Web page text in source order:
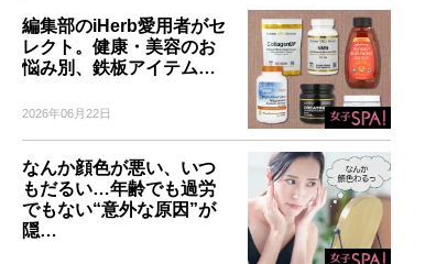
編集部のiHerb愛用者がセ
レクト。健康・美容のお
悩み別、鉄板アイテム…
2026年06月22日
なんか顔色が悪い、いつ
もだるい…年齢でも過労
でもない“意外な原因”が
隠…